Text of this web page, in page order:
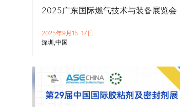
2025广东国际燃气技术与装备展览会
2025年9月15–17日
深圳 中国